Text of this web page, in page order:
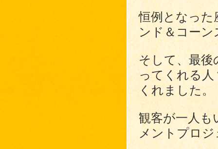
恒例となった
ンド＆コーン
そして、最後
ってくれる人
くれました。
観客が一人も
メントプロ